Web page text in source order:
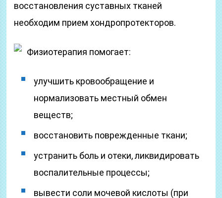
восстановления суставных тканей
необходим прием хондропротекторов.
Физиотерапия помогает:
улучшить кровообращение и
нормализовать местный обмен
веществ;
восстановить поврежденные ткани;
устранить боль и отеки, ликвидировать
воспалительные процессы;
вывести соли мочевой кислоты (при